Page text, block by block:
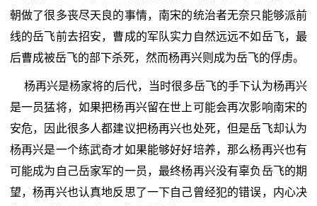
朝做了很多丧尽天良的事情，南宋的统治者无奈只能够派前
线的岳飞前去招安，曹成的军队实力自然远远不如岳飞，最
后曹成被岳飞的部下杀死，然而杨再兴则成为岳飞的俘虏。
杨再兴是杨家将的后代，当时很多岳飞的手下认为杨再兴
是一员猛将，如果把杨再兴留在世上可能会再次影响南宋的
安危，因此很多人都建议把杨再兴也处死，但是岳飞却认为
杨再兴是一个练武奇才如果能够好好培养，那么杨再兴也有
可能成为自己岳家军的一员，最终杨再兴没有辜负岳飞的期
望，杨再兴也认真地反思了一下自己曾经犯的错误，内心决